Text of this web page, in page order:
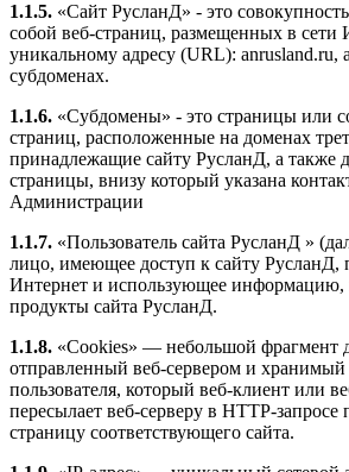
1.1.5. «Сайт РусланД» - это
собой веб-страниц, размещенных в сети
уникальному адресу (URL): anrusland.ru,
субдоменах.
1.1.6. «Субдомены» - это страницы или
страниц, расположенные на доменах
принадлежащие сайту РусланД, а также
страницы, внизу который указана
Администрации
1.1.7. «Пользователь сайта РусланД »
лицо, имеющее доступ к сайту РусланД,
Интернет и использующее информацию,
продукты сайта РусланД.
1.1.8. «Cookies» — небольшой фрагмент
отправленный веб-сервером и
пользователя, который веб-клиент или
пересылает веб-серверу в HTTP-
страницу соответствующего сайта.